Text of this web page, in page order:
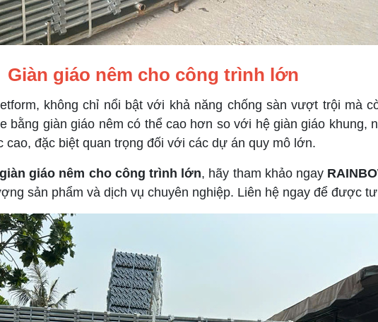
Giàn giáo nêm cho công trình lớn
không chỉ nổi bật với khả năng chống sàn vượt trội mà
bằng giàn giáo nêm có thể cao hơn so với hệ giàn giáo khung,
đặc biệt quan trọng đối với các dự án quy mô lớn.
giàn giáo nêm cho công trình lớn, hãy tham khảo ngay
sản phẩm và dịch vụ chuyên nghiệp. Liên hệ ngay để được